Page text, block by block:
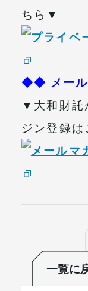
ちら▼
◆◆ メー
▼大和財託
ジン登録
一覧に